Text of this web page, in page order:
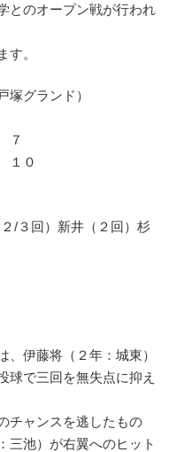
とのオープン戦が行われ
す。
グランド）
７
０
/３回）新井（２回）杉
伊藤将（２年：城東）
球で三回を無失点に抑え
チャンスを逃したもの
三池）が右翼へのヒット